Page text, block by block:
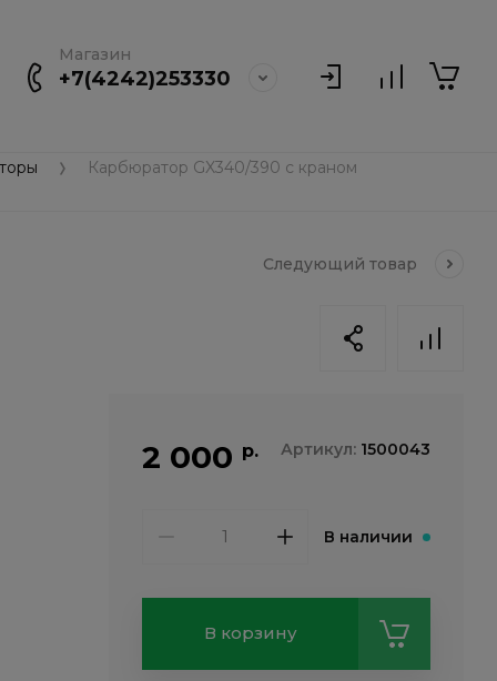
Магазин
+7(4242)253330
Карбюратор GX340/390 с краном
Следующий товар
2 000 р. Артикул: 1500043
В наличии
В корзину